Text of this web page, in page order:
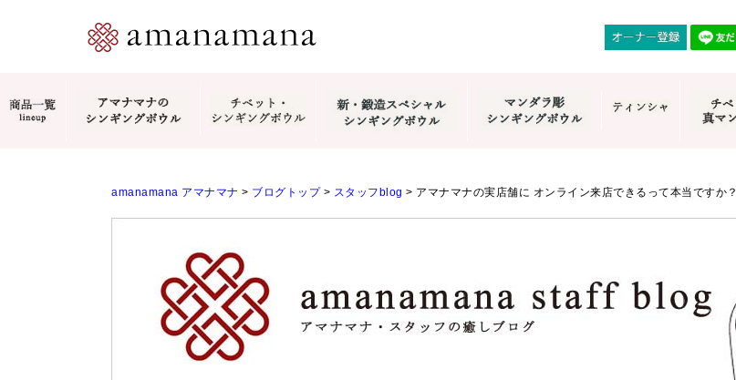
amanamana アマナマナ > ブログトップ> スタッフblog > アマナマナの実店舗に オンライン来店できるって本当ですか？